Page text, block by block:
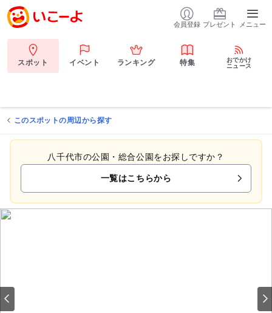
会員登録 プレゼント メニュー
スポット イベント ランキング 特集
おでかけ
ニュース
このスポットの周辺から探す
八千代市の公園・総合公園をお探しですか？
一覧はこちらから